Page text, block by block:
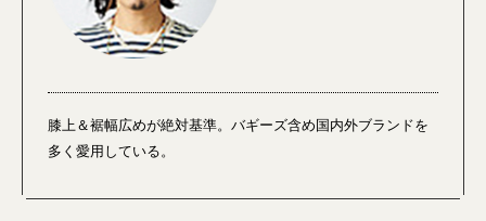
膝上＆裾幅広めが絶対基準。バギーズ含め国内外ブランドを
多く愛用している。